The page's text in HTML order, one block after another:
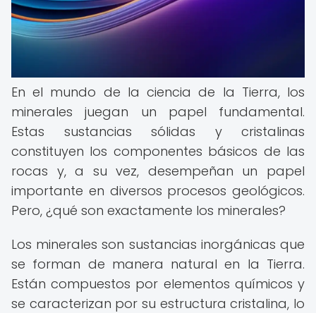
En el mundo de la ciencia de la Tierra, los
minerales juegan un papel fundamental.
Estas sustancias sólidas y cristalinas
constituyen los componentes básicos de las
rocas y, a su vez, desempeñan un papel
importante en diversos procesos geológicos.
Pero, ¿qué son exactamente los minerales?
Los minerales son sustancias inorgánicas que
se forman de manera natural en la Tierra.
Están compuestos por elementos químicos y
se caracterizan por su estructura cristalina, lo